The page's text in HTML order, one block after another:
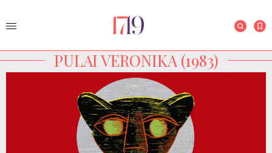
PULAI VERONIKA (1983)